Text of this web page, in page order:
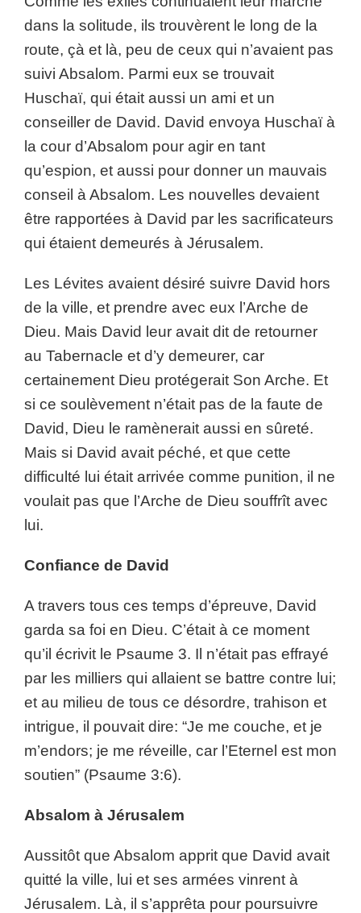
dans la solitude, ils trouvèrent le long de la
route, çà et là, peu de ceux qui n’avaient pas
suivi Absalom. Parmi eux se trouvait
Huschaï, qui était aussi un ami et un
conseiller de David. David envoya Huschaï à
la cour d’Absalom pour agir en tant
qu’espion, et aussi pour donner un mauvais
conseil à Absalom. Les nouvelles devaient
être rapportées à David par les sacrificateurs
qui étaient demeurés à Jérusalem.
Les Lévites avaient désiré suivre David hors
de la ville, et prendre avec eux l’Arche de
Dieu. Mais David leur avait dit de retourner
au Tabernacle et d’y demeurer, car
certainement Dieu protégerait Son Arche. Et
si ce soulèvement n’était pas de la faute de
David, Dieu le ramènerait aussi en sûreté.
Mais si David avait péché, et que cette
difficulté lui était arrivée comme punition, il ne
voulait pas que l’Arche de Dieu souffrît avec
lui.
Confiance de David
A travers tous ces temps d’épreuve, David
garda sa foi en Dieu. C’était à ce moment
qu’il écrivit le Psaume 3. Il n’était pas effrayé
par les milliers qui allaient se battre contre lui;
et au milieu de tous ce désordre, trahison et
intrigue, il pouvait dire: “Je me couche, et je
m’endors; je me réveille, car l’Eternel est mon
soutien” (Psaume 3:6).
Absalom à Jérusalem
Aussitôt que Absalom apprit que David avait
quitté la ville, lui et ses armées vinrent à
Jérusalem. Là, il s’apprêta pour poursuivre